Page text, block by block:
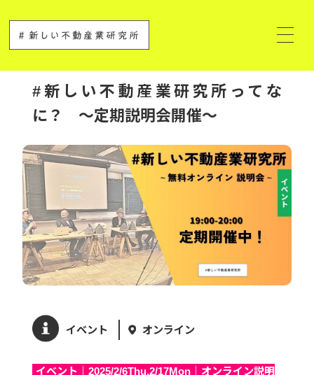
#新しい不動産業研究所ってな
に？ ～定期説明会開催～
イベント オンライン
イベント｜2025/2/6Thu.2/17Mon｜オンライン説明